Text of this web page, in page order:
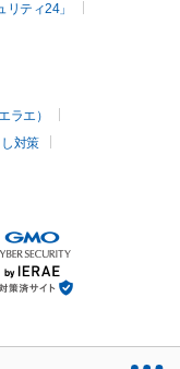
ティ24」
ラエ）
対策